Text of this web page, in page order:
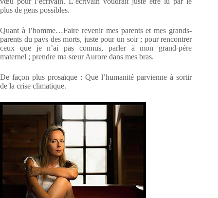
plus de gens possibles.
Quant à l’homme…Faire revenir mes parents et mes grands-
parents du pays des morts, juste pour un soir ; pour rencontrer
ceux que je n’ai pas connus, parler à mon grand-père
maternel ; prendre ma sœur Aurore dans mes bras.
De façon plus prosaïque : Que l’humanité parvienne à sortir
de la crise climatique.